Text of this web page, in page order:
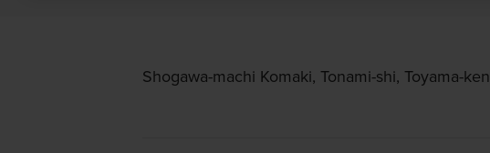
Shogawa-machi Komaki, Tonami-shi, Toyama-ken